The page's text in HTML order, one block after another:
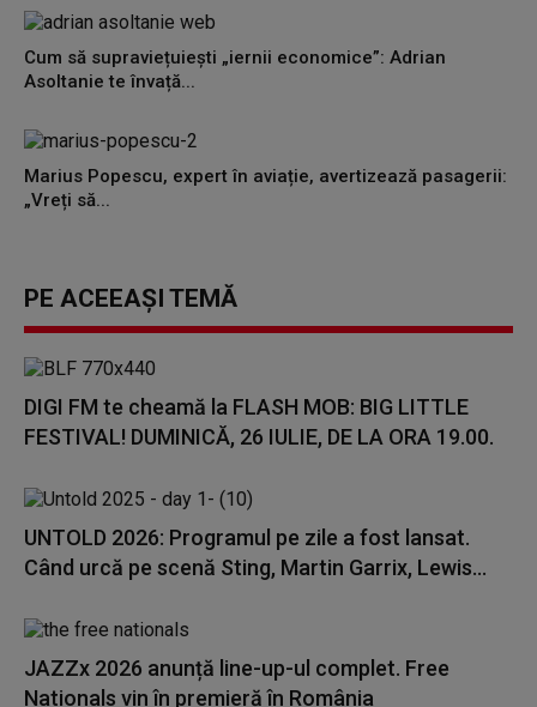
Cum să supraviețuiești „iernii economice”: Adrian
Asoltanie te învață...
Marius Popescu, expert în aviație, avertizează pasagerii:
„Vreți să...
PE ACEEAȘI TEMĂ
DIGI FM te cheamă la FLASH MOB: BIG LITTLE
FESTIVAL! DUMINICĂ, 26 IULIE, DE LA ORA 19.00.
UNTOLD 2026: Programul pe zile a fost lansat.
Când urcă pe scenă Sting, Martin Garrix, Lewis...
JAZZx 2026 anunță line-up-ul complet. Free
Nationals vin în premieră în România